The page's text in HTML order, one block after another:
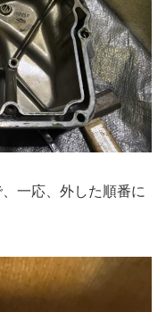
一応、外した順番に